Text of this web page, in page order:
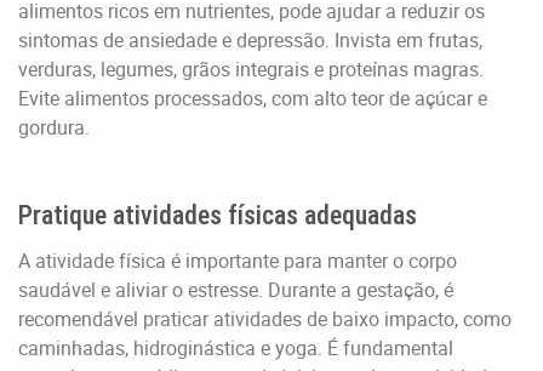
alimentos ricos em nutrientes, pode ajudar a reduzir os
sintomas de ansiedade e depressão. Invista em frutas,
verduras, legumes, grãos integrais e proteínas magras.
Evite alimentos processados, com alto teor de açúcar e
gordura.
Pratique atividades físicas adequadas
A atividade física é importante para manter o corpo
saudável e aliviar o estresse. Durante a gestação, é
recomendável praticar atividades de baixo impacto, como
caminhadas, hidroginástica e yoga. É fundamental